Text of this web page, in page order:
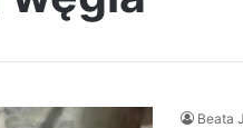
Beata